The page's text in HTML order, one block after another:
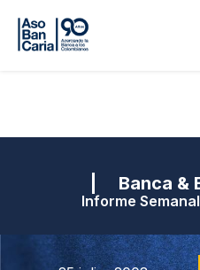
| Banca &
Informe